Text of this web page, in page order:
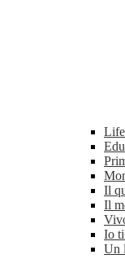
Il
Il
Io
Un